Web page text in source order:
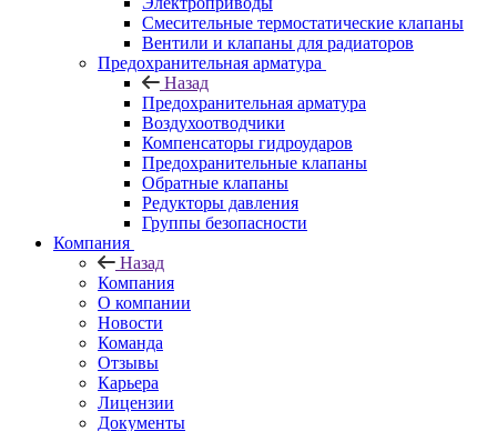
Смесительные термостатические клапаны
Вентили и клапаны для радиаторов
Предохранительная арматура
Назад
Предохранительная арматура
Воздухоотводчики
Компенсаторы гидроударов
Предохранительные клапаны
Обратные клапаны
Редукторы давления
Группы безопасности
Компания
Назад
Компания
О компании
Новости
Команда
Отзывы
Карьера
Лицензии
Документы